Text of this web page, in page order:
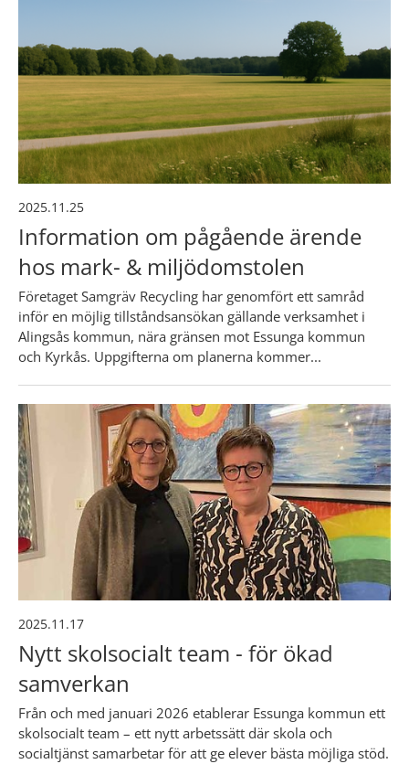
2025.11.25
Information om pågående ärende
hos mark- & miljödomstolen
Företaget Samgräv Recycling har genomfört ett samråd
inför en möjlig tillståndsansökan gällande verksamhet i
Alingsås kommun, nära gränsen mot Essunga kommun
och Kyrkås. Uppgifterna om planerna kommer...
2025.11.17
Nytt skolsocialt team - för ökad
samverkan
Från och med januari 2026 etablerar Essunga kommun ett
skolsocialt team – ett nytt arbetssätt där skola och
socialtjänst samarbetar för att ge elever bästa möjliga stöd.